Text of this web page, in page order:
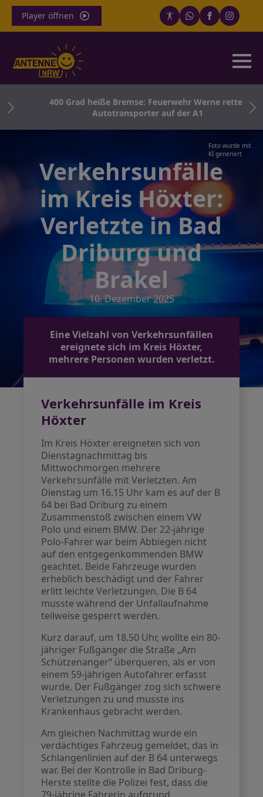
Player öffnen
–
400 Grad heiße Bremse: Feuerwehr Werne rettet
Autotransporter auf der A1
Foto wurde mit
KI generiert
Verkehrsunfälle
im Kreis Höxter:
Verletzte in Bad
Driburg und
Brakel
10. Dezember 2025
Eine Vielzahl von Verkehrsunfällen
ereignete sich im Kreis Höxter,
mehrere Personen wurden verletzt.
Verkehrsunfälle im Kreis
Höxter
Im Kreis Höxter ereigneten sich von
Dienstagnachmittag bis
Mittwochmorgen mehrere
Verkehrsunfälle mit Verletzten. Am
Dienstag um 16.15 Uhr kam es auf der B
64 bei Bad Driburg zu einem
Zusammenstoß zwischen einem VW
Polo und einem BMW. Der 22-jährige
Polo-Fahrer war beim Abbiegen nicht
auf den entgegenkommenden BMW
geachtet. Beide Fahrzeuge wurden
erheblich beschädigt und der Fahrer
erlitt leichte Verletzungen. Die B 64
musste während der Unfallaufnahme
teilweise gesperrt werden.
Kurz darauf, um 18.50 Uhr, wollte ein 80-
jähriger Fußgänger die Straße „Am
Schützenanger“ überqueren, als er von
einem 59-jährigen Autofahrer erfasst
wurde. Der Fußgänger zog sich schwere
Verletzungen zu und musste ins
Krankenhaus gebracht werden.
Am gleichen Nachmittag wurde ein
verdächtiges Fahrzeug gemeldet, das in
Schlangenlinien auf der B 64 unterwegs
war. Bei der Kontrolle in Bad Driburg-
Herste stellte die Polizei fest, dass die